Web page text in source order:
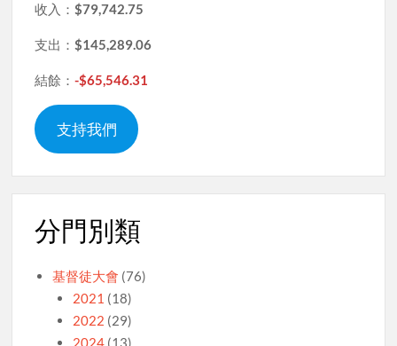
收入：$79,742.75
支出：$145,289.06
結餘：-$65,546.31
支持我們
分門別類
基督徒大會 (76)
2021 (18)
2022 (29)
2024(13)